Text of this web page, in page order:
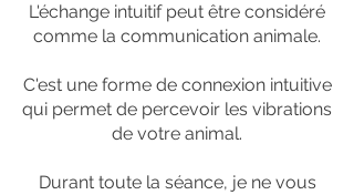
L'échange intuitif peut être considéré
comme la communication animale.
C'est une forme de connexion intuitive
qui permet de percevoir les vibrations
de votre animal.
Durant toute la séance, je ne vous